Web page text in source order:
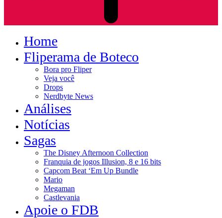
Home
Fliperama de Boteco
Bora pro Fliper
Veja você
Drops
Nerdbyte News
Análises
Notícias
Sagas
The Disney Afternoon Collection
Franquia de jogos Illusion, 8 e 16 bits
Capcom Beat ‘Em Up Bundle
Mario
Megaman
Castlevania
Apoie o FDB